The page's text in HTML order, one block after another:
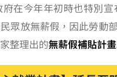
在今年年初時也特別
眾放無薪假，因此勞動
整理出的無薪假補貼計